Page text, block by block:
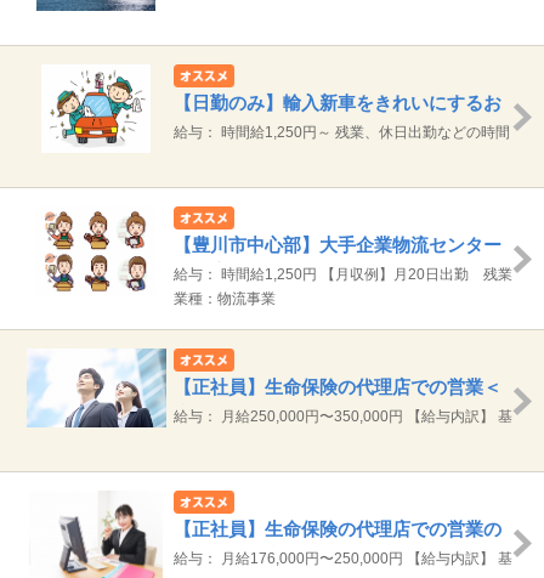
～342,100円 〔諸手当〕家族手当、住宅手当、通勤
手当、深夜手当、時間外手当、休日手当 【給与例】
〔モデル年収〕 35歳／469.8万円 45歳／
562.0万円
【日勤のみ】輸入新車をきれいにするお
仕事
給与： 時間給1,250円～ 残業、休日出勤などの時間
間）×20日∔残業
【豊川市中心部】大手企業物流センター
の倉庫内軽作業
給与： 時間給1,250円 【月収例】月20日出勤 残業
10時間の場合 総支給約21.6万円（1,250円×8時間）
業種：物流事業
【正社員】生命保険の代理店での営業＜
職業紹介＞
給与： 月給250,000円〜350,000円 【給与内訳】 基
す。 ※前職の年収を考慮し決定します。 ※固定給
または、固定給＋歩合給かを毎年選択していただけ
る制度のため 個人業績により相談可能です。 【給
与例】 予定年収：300万円～420万円 【試用期間】
【正社員】生命保険の代理店での営業の
サポート＜職業紹介＞
給与： 月給176,000円〜250,000円 【給与内訳】 基